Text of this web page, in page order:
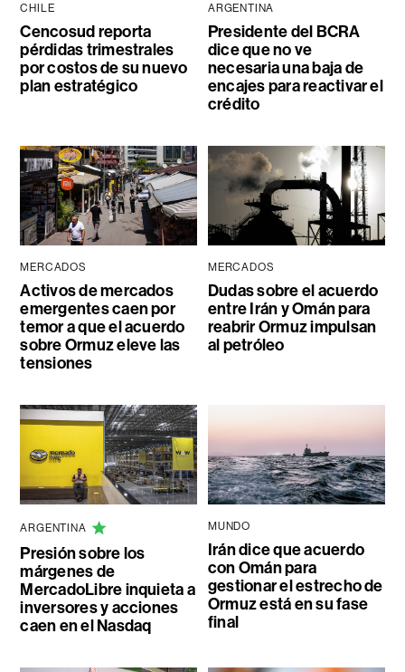
CHILE
Cencosud reporta
pérdidas trimestrales
por costos de su nuevo
plan estratégico
ARGENTINA
Presidente del BCRA
dice que no ve
necesaria una baja de
encajes para reactivar el
crédito
MERCADOS
Activos de mercados
emergentes caen por
temor a que el acuerdo
sobre Ormuz eleve las
tensiones
MERCADOS
Dudas sobre el acuerdo
entre Irán y Omán para
reabrir Ormuz impulsan
al petróleo
ARGENTINA
Presión sobre los
márgenes de
MercadoLibre inquieta a
inversores y acciones
caen en el Nasdaq
MUNDO
Irán dice que acuerdo
con Omán para
gestionar el estrecho de
Ormuz está en su fase
final